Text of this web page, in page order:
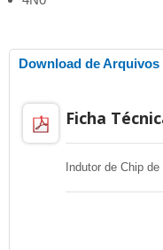
Download de Arquivos
Ficha
Indutor de Chip